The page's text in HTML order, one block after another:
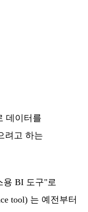
데이터를
려고 하는
용 BI 도구"로
tool) 는 예전부터